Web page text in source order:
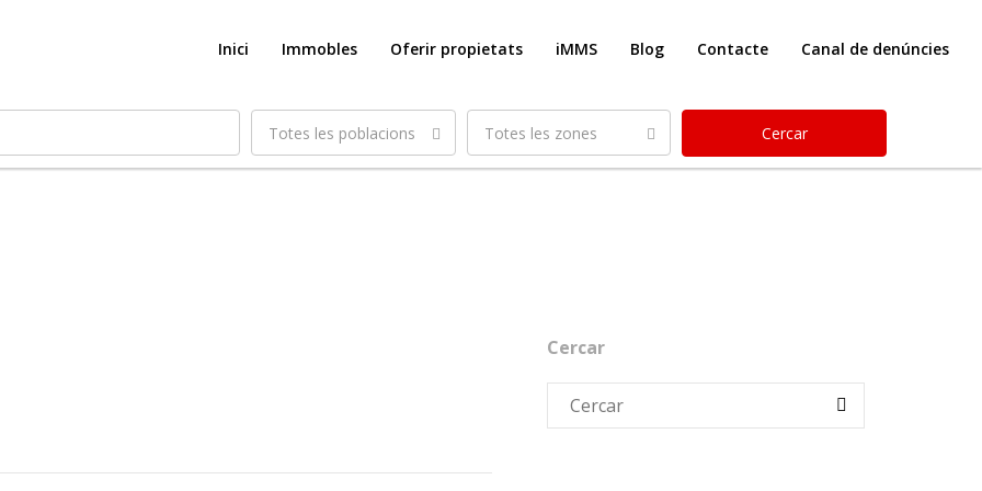
Inici Immobles Oferir propietats iMMS Blog Contacte Canal de denúncies
Totes les poblacions Totes les zones Cercar
Cercar